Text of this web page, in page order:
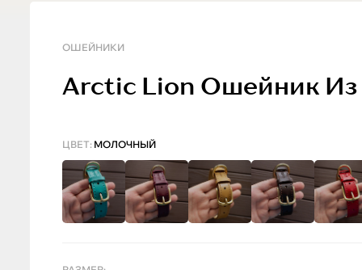
ОШЕЙНИКИ
Arctic Lion Ошейник Из
ЦВЕТ: МОЛОЧНЫЙ